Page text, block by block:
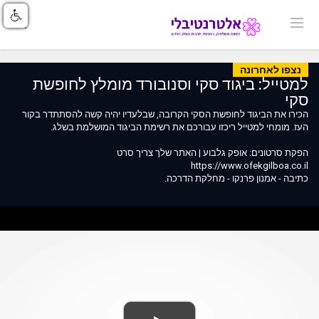
נצפו לאחרונה
למטייל: ביגוד סקי וסנובורד מומלץ לחופשת
סקי
הכירו את הביגוד לחופשת הסקי הקרובה, שבלעדיו יהיה קשה להסתתדר בקור
העז. מומחי למטייל ריכזו עבורכם את רשימת הביגוד המושלמת בשלג.
הפקת סרטונים: אופק גלבוע | האתר שלך צריך סרט
https://www.ofekgilboa.co.il
כתיבה - אמנון פרנקו - מחלקת הדרכה.